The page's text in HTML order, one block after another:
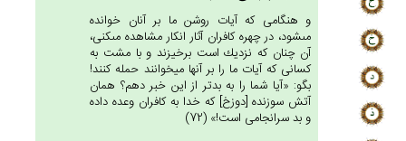
و هنگامى كه آيات روشن ما بر آنان خوانده
مى‏شود، در چهره كافران آثار انكار مشاهده مى‏كنى،
آن چنان كه نزديك است برخيزند و با مشت به
كسانى كه آيات ما را بر آنها ميخوانند حمله كنند!
بگو: «آيا شما را به بدتر از اين خبر دهم؟ همان
آتش سوزنده [دوزخ‏] كه خدا به كافران وعده داده
و بد سرانجامى است!» (72)